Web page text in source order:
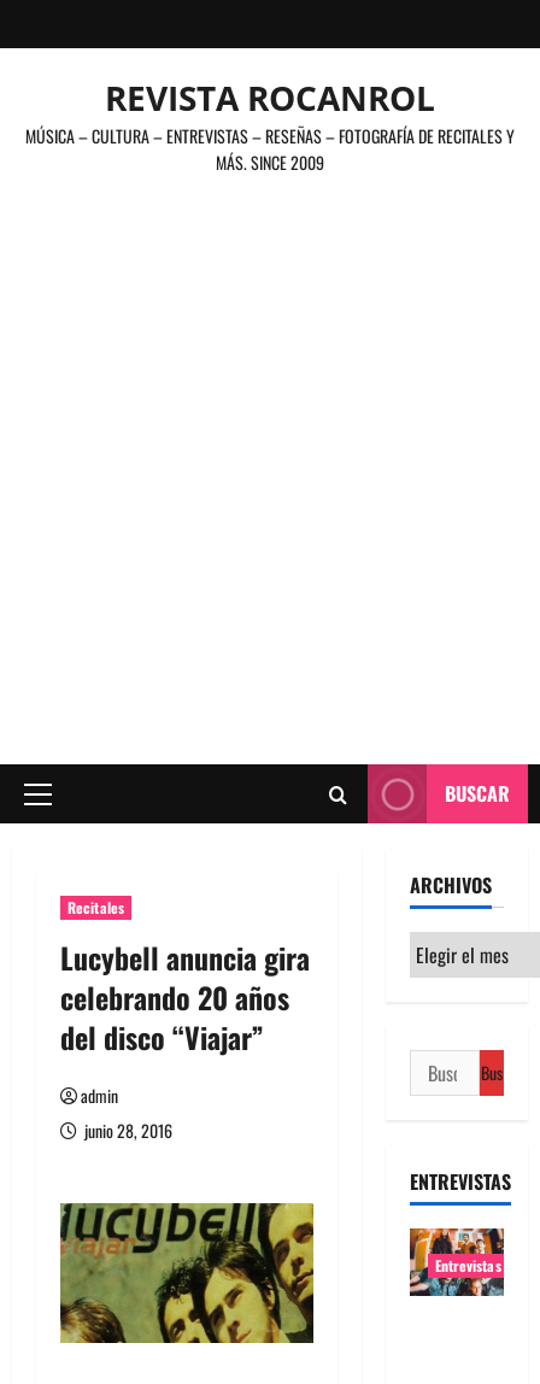
al
REVISTA ROCANROL
MÚSICA – CULTURA – ENTREVISTAS – RESEÑAS – FOTOGRAFÍA DE RECITALES Y
MÁS. SINCE 2009
Menú
BUSCAR
Recitales
Lucybell anuncia gira
celebrando 20 años
del disco “Viajar”
admin
junio 28, 2016
ARCHIVOS
Archivos
Buscar:
ENTREVISTAS
Entrevistas